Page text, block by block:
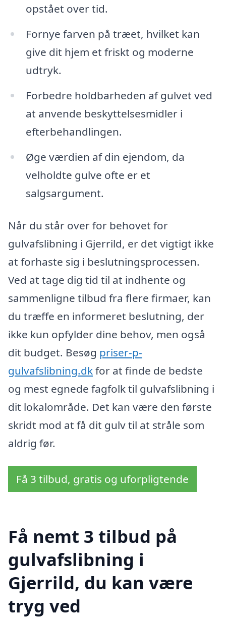
opstået over tid.
Fornye farven på træet, hvilket kan
give dit hjem et friskt og moderne
udtryk.
Forbedre holdbarheden af gulvet ved
at anvende beskyttelsesmidler i
efterbehandlingen.
Øge værdien af din ejendom, da
velholdte gulve ofte er et
salgsargument.
Når du står over for behovet for
gulvafslibning i Gjerrild, er det vigtigt ikke
at forhaste sig i beslutningsprocessen.
Ved at tage dig tid til at indhente og
sammenligne tilbud fra flere firmaer, kan
du træffe en informeret beslutning, der
ikke kun opfylder dine behov, men også
dit budget. Besøg priser-p-
gulvafslibning.dkfor at finde de bedste
og mest egnede fagfolk til gulvafslibning i
dit lokalområde. Det kan være den første
skridt mod at få dit gulv til at stråle som
aldrig før.
Få 3 tilbud, gratis og uforpligtende
Få nemt 3 tilbud på
gulvafslibning i
Gjerrild, du kan være
tryg ved